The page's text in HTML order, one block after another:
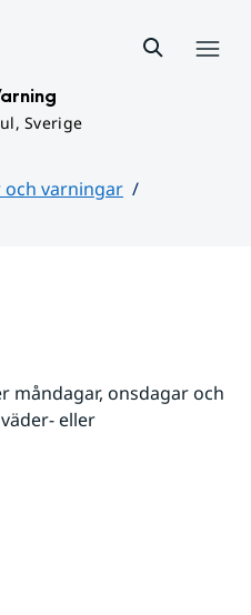
Sverige
och varningar
måndagar, onsdagar och
eller